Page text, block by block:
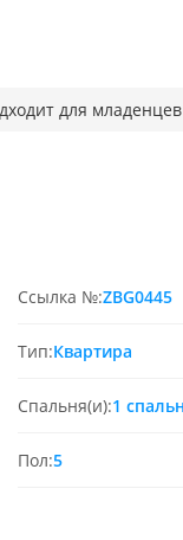
для младенцев
Ссылка №:ZBG0445
Тип:Квартира
Спальня(и):1
Пол:5